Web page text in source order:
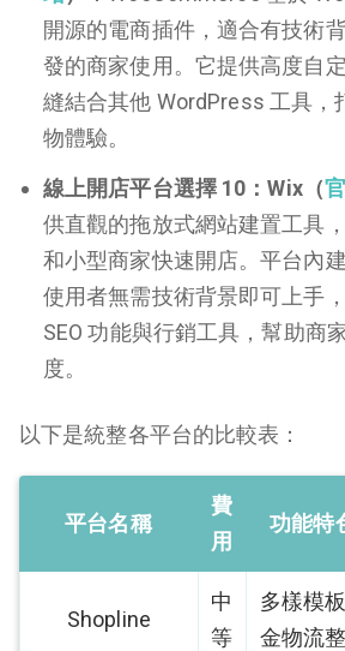
開源的電商插件，適合有技術
發的商家使用。它提供高度自
縫結合其他 WordPress 工具，
物體驗。
線上開店平台選擇 10：Wix（
供直觀的拖放式網站建置工具
和小型商家快速開店。平台內
使用者無需技術背景即可上手
SEO 功能與行銷工具，幫助商
度。
以下是統整各平台的比較表：
平台名稱
費
用
功能特
Shopline
中
等
多樣模板
金物流